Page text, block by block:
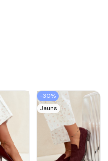
-30%
Jauns